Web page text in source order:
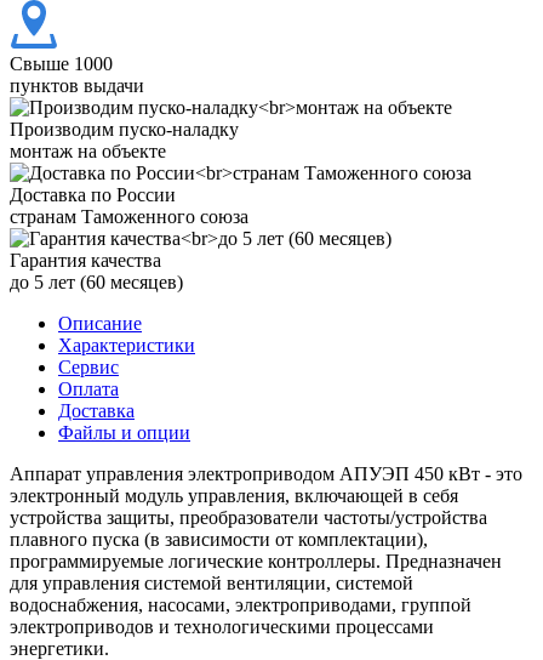
Свыше 1000
пунктов выдачи
Производим пуско-наладку
монтаж на объекте
Доставка по России
странам Таможенного союза
Гарантия качества
до 5 лет (60 месяцев)
Описание
Характеристики
Сервис
Оплата
Доставка
Файлы и опции
Аппарат управления электроприводом АПУЭП 450 кВт - это
электронный модуль управления, включающей в себя
устройства защиты, преобразователи частоты/устройства
плавного пуска (в зависимости от комплектации),
программируемые логические контроллеры. Предназначен
для управления системой вентиляции, системой
водоснабжения, насосами, электроприводами, группой
электроприводов и технологическими процессами
энергетики.